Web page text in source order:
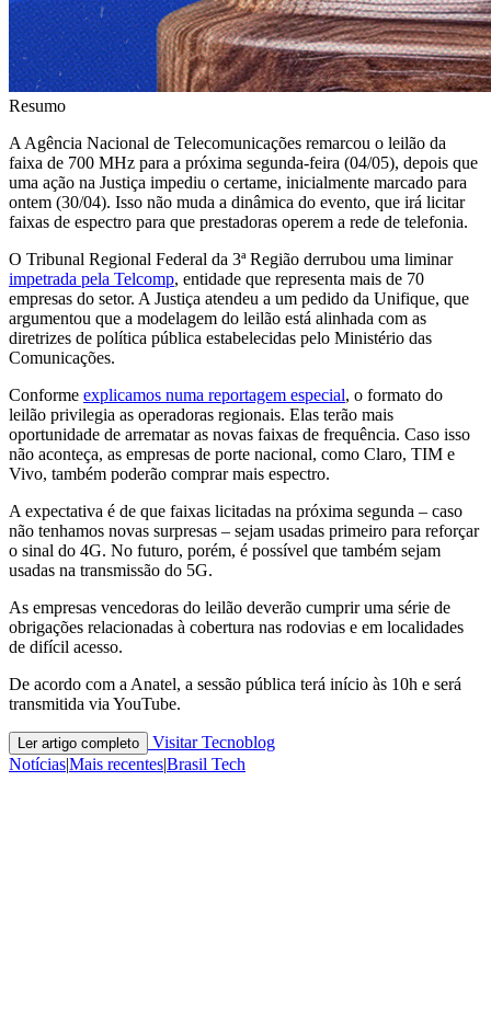
Resumo
A Agência Nacional de Telecomunicações remarcou o leilão da
faixa de 700 MHz para a próxima segunda-feira (04/05), depois que
uma ação na Justiça impediu o certame, inicialmente marcado para
ontem (30/04). Isso não muda a dinâmica do evento, que irá licitar
faixas de espectro para que prestadoras operem a rede de telefonia.
O Tribunal Regional Federal da 3ª Região derrubou uma liminar
impetrada pela Telcomp, entidade que representa mais de 70
empresas do setor. A Justiça atendeu a um pedido da Unifique, que
argumentou que a modelagem do leilão está alinhada com as
diretrizes de política pública estabelecidas pelo Ministério das
Comunicações.
Conforme explicamos numa reportagem especial, o formato do
leilão privilegia as operadoras regionais. Elas terão mais
oportunidade de arrematar as novas faixas de frequência. Caso isso
não aconteça, as empresas de porte nacional, como Claro, TIM e
Vivo, também poderão comprar mais espectro.
A expectativa é de que faixas licitadas na próxima segunda – caso
não tenhamos novas surpresas – sejam usadas primeiro para reforçar
o sinal do 4G. No futuro, porém, é possível que também sejam
usadas na transmissão do 5G.
As empresas vencedoras do leilão deverão cumprir uma série de
obrigações relacionadas à cobertura nas rodovias e em localidades
de difícil acesso.
De acordo com a Anatel, a sessão pública terá início às 10h e será
transmitida via YouTube.
Ler artigo completo
Visitar Tecnoblog
Notícias|Mais recentes|Brasil Tech